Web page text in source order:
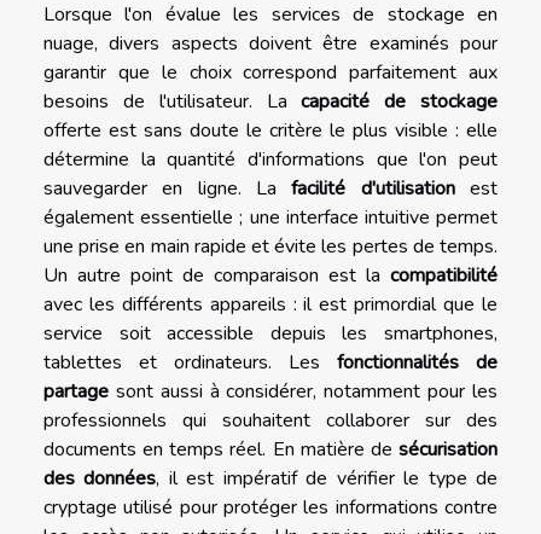
Lorsque l'on évalue les services de stockage en
nuage, divers aspects doivent être examinés pour
garantir que le choix correspond parfaitement aux
besoins de l'utilisateur. Lacapacité de stockage
offerte est sans doute le critère le plus visible : elle
détermine la quantité d'informations que l'on peut
sauvegarder en ligne. Lafacilité d'utilisationest
également essentielle ; une interface intuitive permet
une prise en main rapide et évite les pertes de temps.
Un autre point de comparaison est la compatibilité
avec les différents appareils : il est primordial que le
service soit accessible depuis les smartphones,
tablettes et ordinateurs. Les fonctionnalités de
partage sont aussi à considérer, notamment pour les
professionnels qui souhaitent collaborer sur des
documents en temps réel. En matière de sécurisation
des données, il est impératif de vérifier le type de
cryptage utilisé pour protéger les informations contre